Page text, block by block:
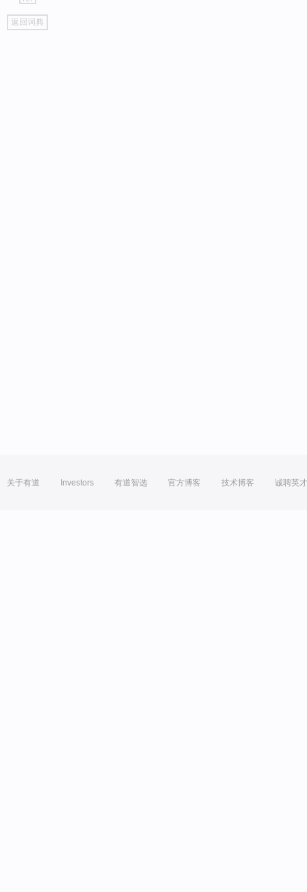
go
top
返回词典
关于有道 Investors 有道智选 官方博客 技术博客 诚聘英才